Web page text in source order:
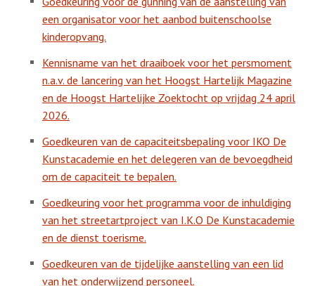
een organisator voor het aanbod buitenschoolse
kinderopvang.
Kennisname van het draaiboek voor het persmoment
n.a.v. de lancering van het Hoogst Hartelijk Magazine
en de Hoogst Hartelijke Zoektocht op vrijdag 24 april
2026.
Goedkeuren van de capaciteitsbepaling voor IKO De
Kunstacademie en het delegeren van de bevoegdheid
om de capaciteit te bepalen.
Goedkeuring voor het programma voor de inhuldiging
van het streetartproject van I.K.O De Kunstacademie
en de dienst toerisme.
Goedkeuren van de tijdelijke aanstelling van een lid
van het onderwijzend personeel.